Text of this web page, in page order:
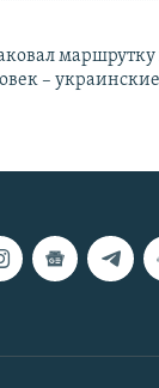
маршрутку
–